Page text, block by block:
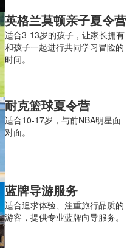
英格兰莫顿亲子夏令营
适合3-13岁的孩子，让家长拥有
和孩子一起进行共同学习冒险的
时间。
耐克篮球夏令营
适合10-17岁，与前NBA明星面
对面。
蓝牌导游服务
适合追求体验、注重旅行品质的
游客，提供专业蓝牌向导服务。